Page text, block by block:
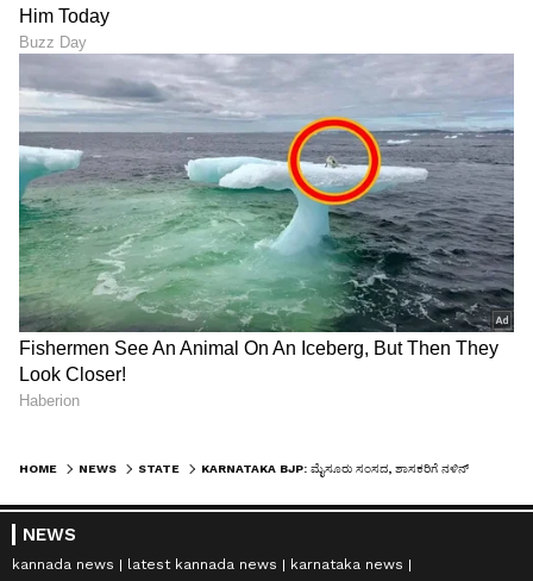
HOME NEWS STATE
NEWS
kannada news latest kannada news
karnataka news